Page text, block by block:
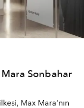
Sonbahar
Max Mara’nın